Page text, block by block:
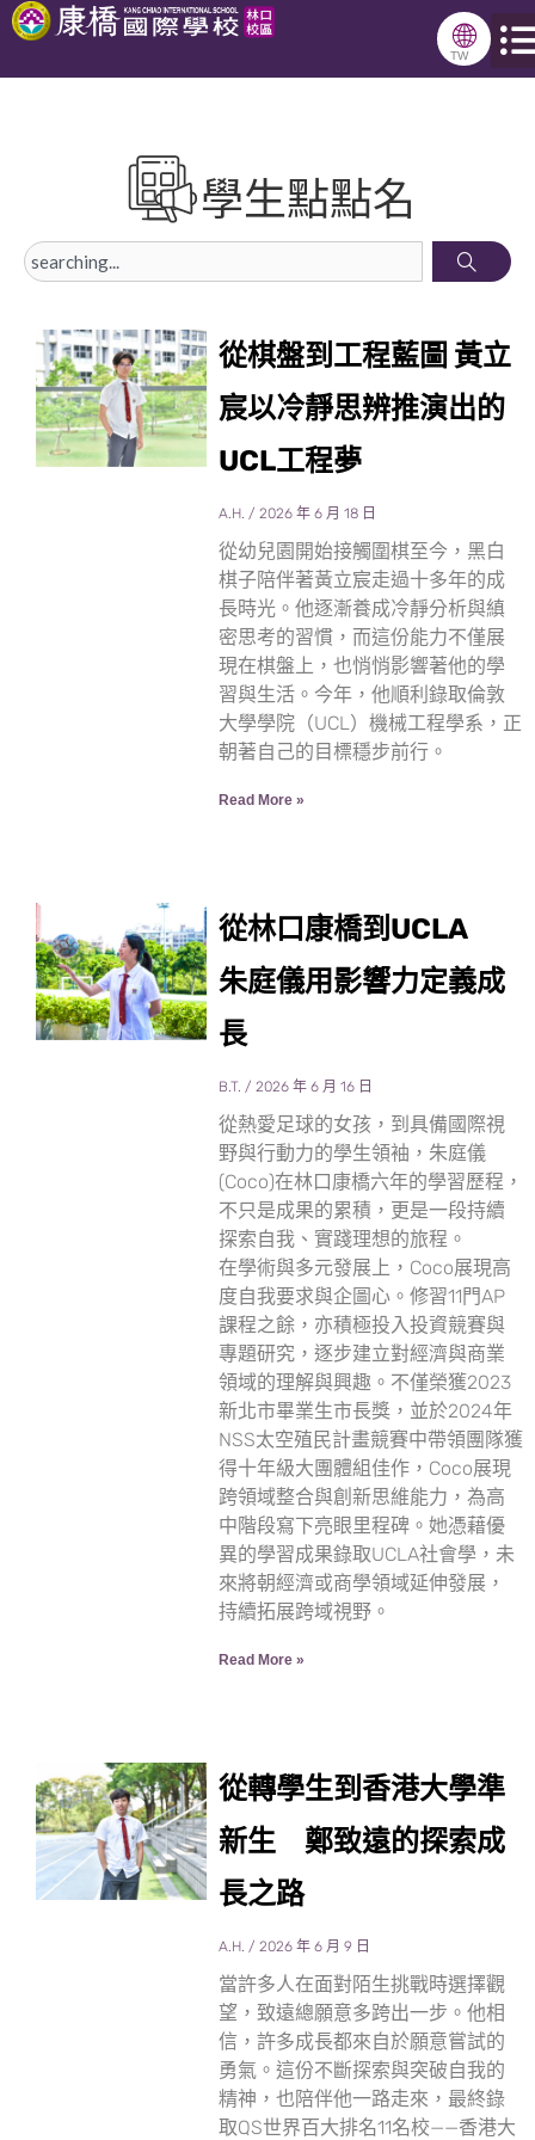
跳
🌐
TW
學生點點名
搜
從棋盤到工程藍圖 黃立
宸以冷靜思辨推演出的
UCL工程夢
A.H. 2026 年 6 月 18 日
從幼兒園開始接觸圍棋至今，黑白
棋子陪伴著黃立宸走過十多年的成
長時光。他逐漸養成冷靜分析與縝
密思考的習慣，而這份能力不僅展
現在棋盤上，也悄悄影響著他的學
習與生活。今年，他順利錄取倫敦
大學學院（UCL）機械工程學系，正
朝著自己的目標穩步前行。
Read More »
從林口康橋到UCLA
朱庭儀用影響力定義成
長
B.T. 2026 年 6 月 16 日
從熱愛足球的女孩，到具備國際視
野與行動力的學生領袖，朱庭儀
(Coco)在林口康橋六年的學習歷程，
不只是成果的累積，更是一段持續
探索自我、實踐理想的旅程。
在學術與多元發展上，Coco展現高
度自我要求與企圖心。修習11門AP
課程之餘，亦積極投入投資競賽與
專題研究，逐步建立對經濟與商業
領域的理解與興趣。不僅榮獲2023
新北市畢業生市長獎，並於2024年
NSS太空殖民計畫競賽中帶領團隊獲
得十年級大團體組佳作，Coco展現
跨領域整合與創新思維能力，為高
中階段寫下亮眼里程碑。她憑藉優
異的學習成果錄取UCLA社會學，未
來將朝經濟或商學領域延伸發展，
持續拓展跨域視野。
Read More »
從轉學生到香港大學準
新生 鄭致遠的探索成
長之路
A.H. 2026 年 6 月 9 日
當許多人在面對陌生挑戰時選擇觀
望，致遠總願意多跨出一步。他相
信，許多成長都來自於願意嘗試的
勇氣。這份不斷探索與突破自我的
精神，也陪伴他一路走來，最終錄
取QS世界百大排名11名校——香港大
頁 頁 頁 頁 頁